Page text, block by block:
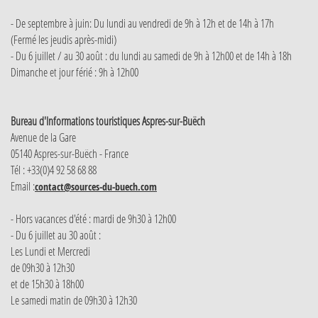
- De septembre à juin: Du lundi au vendredi de 9h à 12h et de 14h à 17h
(Fermé les jeudis après-midi)
- Du 6 juillet / au 30 août : du lundi au samedi de 9h à 12h00 et de 14h à 18h
Dimanche et jour férié : 9h à 12h00
Bureau d'Informations touristiques Aspres-sur-Buëch
Avenue de la Gare
05140 Aspres-sur-Buëch - France
Tél : +33(0)4 92 58 68 88
Email :contact@sources-du-buech.com
- Hors vacances d'été : mardi de 9h30 à 12h00
- Du 6 juillet au 30 août :
Les Lundi et Mercredi
de 09h30 à 12h30
et de 15h30 à 18h00
Le samedi matin de 09h30 à 12h30